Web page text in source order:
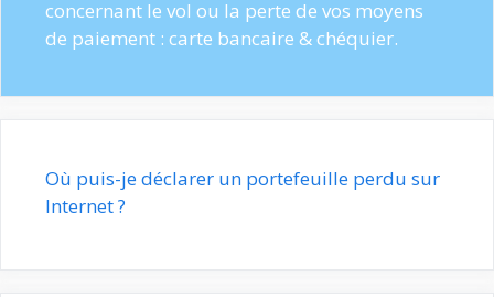
concernant le vol ou la perte de vos moyens
de paiement : carte bancaire & chéquier.
Où puis-je déclarer un portefeuille perdu sur
Internet ?